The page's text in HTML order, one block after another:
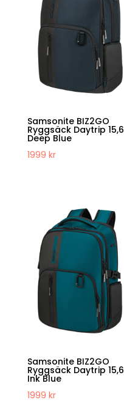
Samsonite BIZ2GO
Ryggsäck Daytrip 15,6
Deep Blue
1999 kr
Samsonite BIZ2GO
Ryggsäck Daytrip 15,6
Ink Blue
1999 kr